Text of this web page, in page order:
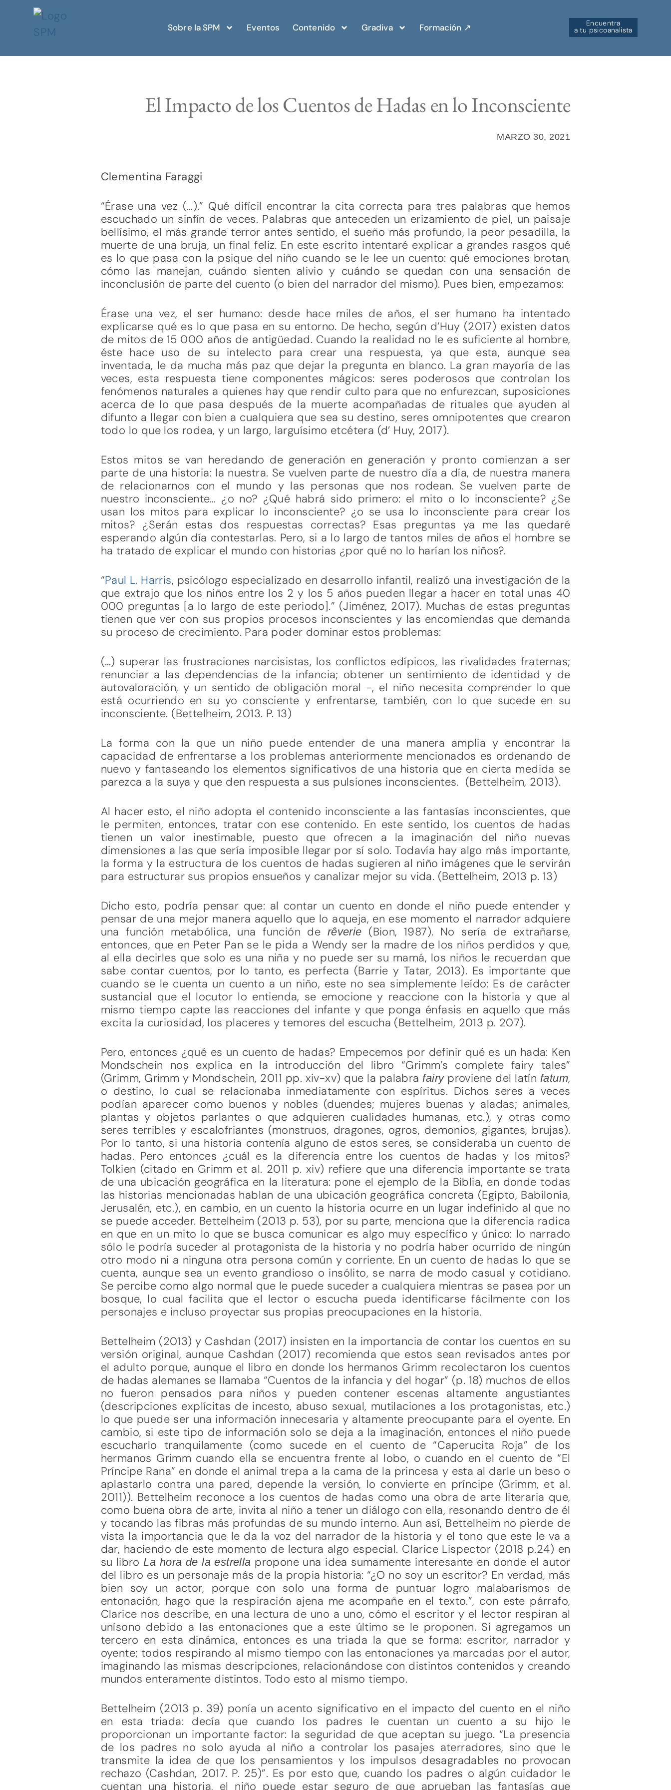
Sobre la SPM Eventos Contenido Gradiva Formación ↗︎ Encuentra
a tu psicoanalista
El Impacto de los Cuentos de Hadas en lo Inconsciente
MARZO 30, 2021
Clementina Faraggi
“Érase una vez (…).” Qué difícil encontrar la cita correcta para tres palabras que hemos
escuchado un sinfín de veces. Palabras que anteceden un erizamiento de piel, un paisaje
bellísimo, el más grande terror antes sentido, el sueño más profundo, la peor pesadilla, la
muerte de una bruja, un final feliz. En este escrito intentaré explicar a grandes rasgos qué
es lo que pasa con la psique del niño cuando se le lee un cuento: qué emociones brotan,
cómo las manejan, cuándo sienten alivio y cuándo se quedan con una sensación de
inconclusión de parte del cuento (o bien del narrador del mismo). Pues bien, empezamos:
Érase una vez, el ser humano: desde hace miles de años, el ser humano ha intentado
explicarse qué es lo que pasa en su entorno. De hecho, según d’Huy (2017) existen datos
de mitos de 15 000 años de antigüedad. Cuando la realidad no le es suficiente al hombre,
éste hace uso de su intelecto para crear una respuesta, ya que esta, aunque sea
inventada, le da mucha más paz que dejar la pregunta en blanco. La gran mayoría de las
veces, esta respuesta tiene componentes mágicos: seres poderosos que controlan los
fenómenos naturales a quienes hay que rendir culto para que no enfurezcan, suposiciones
acerca de lo que pasa después de la muerte acompañadas de rituales que ayuden al
difunto a llegar con bien a cualquiera que sea su destino, seres omnipotentes que crearon
todo lo que los rodea, y un largo, larguísimo etcétera (d’ Huy, 2017).
Estos mitos se van heredando de generación en generación y pronto comienzan a ser
parte de una historia: la nuestra. Se vuelven parte de nuestro día a día, de nuestra manera
de relacionarnos con el mundo y las personas que nos rodean. Se vuelven parte de
nuestro inconsciente… ¿o no? ¿Qué habrá sido primero: el mito o lo inconsciente? ¿Se
usan los mitos para explicar lo inconsciente? ¿o se usa lo inconsciente para crear los
mitos? ¿Serán estas dos respuestas correctas? Esas preguntas ya me las quedaré
esperando algún día contestarlas. Pero, si a lo largo de tantos miles de años el hombre se
ha tratado de explicar el mundo con historias ¿por qué no lo harían los niños?.
“Paul L. Harris, psicólogo especializado en desarrollo infantil, realizó una investigación de la
que extrajo que los niños entre los 2 y los 5 años pueden llegar a hacer en total unas 40
000 preguntas [a lo largo de este periodo].” (Jiménez, 2017). Muchas de estas preguntas
tienen que ver con sus propios procesos inconscientes y las encomiendas que demanda
su proceso de crecimiento. Para poder dominar estos problemas:
(…) superar las frustraciones narcisistas, los conflictos edípicos, las rivalidades fraternas;
renunciar a las dependencias de la infancia; obtener un sentimiento de identidad y de
autovaloración, y un sentido de obligación moral -, el niño necesita comprender lo que
está ocurriendo en su yo consciente y enfrentarse, también, con lo que sucede en su
inconsciente. (Bettelheim, 2013. P. 13)
La forma con la que un niño puede entender de una manera amplia y encontrar la
capacidad de enfrentarse a los problemas anteriormente mencionados es ordenando de
nuevo y fantaseando los elementos significativos de una historia que en cierta medida se
parezca a la suya y que den respuesta a sus pulsiones inconscientes. (Bettelheim, 2013).
Al hacer esto, el niño adopta el contenido inconsciente a las fantasías inconscientes, que
le permiten, entonces, tratar con ese contenido. En este sentido, los cuentos de hadas
tienen un valor inestimable, puesto que ofrecen a la imaginación del niño nuevas
dimensiones a las que sería imposible llegar por sí solo. Todavía hay algo más importante,
la forma y la estructura de los cuentos de hadas sugieren al niño imágenes que le servirán
para estructurar sus propios ensueños y canalizar mejor su vida. (Bettelheim, 2013 p. 13)
Dicho esto, podría pensar que: al contar un cuento en donde el niño puede entender y
pensar de una mejor manera aquello que lo aqueja, en ese momento el narrador adquiere
una función metabólica, una función de rêverie (Bion, 1987). No sería de extrañarse,
entonces, que en Peter Pan se le pida a Wendy ser la madre de los niños perdidos y que,
al ella decirles que solo es una niña y no puede ser su mamá, los niños le recuerdan que
sabe contar cuentos, por lo tanto, es perfecta (Barrie y Tatar, 2013). Es importante que
cuando se le cuenta un cuento a un niño, este no sea simplemente leído: Es de carácter
sustancial que el locutor lo entienda, se emocione y reaccione con la historia y que al
mismo tiempo capte las reacciones del infante y que ponga énfasis en aquello que más
excita la curiosidad, los placeres y temores del escucha (Bettelheim, 2013 p. 207).
Pero, entonces ¿qué es un cuento de hadas? Empecemos por definir qué es un hada: Ken
Mondschein nos explica en la introducción del libro “Grimm’s complete fairy tales”
(Grimm, Grimm y Mondschein, 2011 pp. xiv-xv) que la palabrafairy proviene del latín fatum,
o destino, lo cual se relacionaba inmediatamente con espíritus. Dichos seres a veces
podían aparecer como buenos y nobles (duendes; mujeres buenas y aladas; animales,
plantas y objetos parlantes o que adquieren cualidades humanas, etc.), y otras como
seres terribles y escalofriantes (monstruos, dragones, ogros, demonios, gigantes, brujas).
Por lo tanto, si una historia contenía alguno de estos seres, se consideraba un cuento de
hadas. Pero entonces ¿cuál es la diferencia entre los cuentos de hadas y los mitos?
Tolkien (citado en Grimm et al. 2011 p. xiv) refiere que una diferencia importante se trata
de una ubicación geográfica en la literatura: pone el ejemplo de la Biblia, en donde todas
las historias mencionadas hablan de una ubicación geográfica concreta (Egipto, Babilonia,
Jerusalén, etc.), en cambio, en un cuento la historia ocurre en un lugar indefinido al que no
se puede acceder. Bettelheim (2013 p. 53), por su parte, menciona que la diferencia radica
en que en un mito lo que se busca comunicar es algo muy específico y único: lo narrado
sólo le podría suceder al protagonista de la historia y no podría haber ocurrido de ningún
otro modo ni a ninguna otra persona común y corriente. En un cuento de hadas lo que se
cuenta, aunque sea un evento grandioso o insólito, se narra de modo casual y cotidiano.
Se percibe como algo normal que le puede suceder a cualquiera mientras se pasea por un
bosque, lo cual facilita que el lector o escucha pueda identificarse fácilmente con los
personajes e incluso proyectar sus propias preocupaciones en la historia.
Bettelheim (2013) y Cashdan (2017) insisten en la importancia de contar los cuentos en su
versión original, aunque Cashdan (2017) recomienda que estos sean revisados antes por
el adulto porque, aunque el libro en donde los hermanos Grimm recolectaron los cuentos
de hadas alemanes se llamaba “Cuentos de la infancia y del hogar” (p. 18) muchos de ellos
no fueron pensados para niños y pueden contener escenas altamente angustiantes
(descripciones explícitas de incesto, abuso sexual, mutilaciones a los protagonistas, etc.)
lo que puede ser una información innecesaria y altamente preocupante para el oyente. En
cambio, si este tipo de información solo se deja a la imaginación, entonces el niño puede
escucharlo tranquilamente (como sucede en el cuento de “Caperucita Roja” de los
hermanos Grimm cuando ella se encuentra frente al lobo, o cuando en el cuento de “El
Príncipe Rana” en donde el animal trepa a la cama de la princesa y esta al darle un beso o
aplastarlo contra una pared, depende la versión, lo convierte en príncipe (Grimm, et al.
2011)). Bettelheim reconoce a los cuentos de hadas como una obra de arte literaria que,
como buena obra de arte, invita al niño a tener un diálogo con ella, resonando dentro de él
y tocando las fibras más profundas de su mundo interno. Aun así, Bettelheim no pierde de
vista la importancia que le da la voz del narrador de la historia y el tono que este le va a
dar, haciendo de este momento de lectura algo especial. Clarice Lispector (2018 p.24) en
su libroLa hora de la estrella propone una idea sumamente interesante en donde el autor
del libro es un personaje más de la propia historia: “¿O no soy un escritor? En verdad, más
bien soy un actor, porque con solo una forma de puntuar logro malabarismos de
entonación, hago que la respiración ajena me acompañe en el texto.”, con este párrafo,
Clarice nos describe, en una lectura de uno a uno, cómo el escritor y el lector respiran al
unísono debido a las entonaciones que a este último se le proponen. Si agregamos un
tercero en esta dinámica, entonces es una triada la que se forma: escritor, narrador y
oyente; todos respirando al mismo tiempo con las entonaciones ya marcadas por el autor,
imaginando las mismas descripciones, relacionándose con distintos contenidos y creando
mundos enteramente distintos. Todo esto al mismo tiempo.
Bettelheim (2013 p. 39) ponía un acento significativo en el impacto del cuento en el niño
en esta triada: decía que cuando los padres le cuentan un cuento a su hijo le
proporcionan un importante factor: la seguridad de que aceptan su juego. “La presencia
de los padres no solo ayuda al niño a controlar los pasajes aterradores, sino que le
transmite la idea de que los pensamientos y los impulsos desagradables no provocan
rechazo (Cashdan, 2017. P. 25)”. Es por esto que, cuando los padres o algún cuidador le
cuentan una historia, el niño puede estar seguro de que aprueban las fantasías que